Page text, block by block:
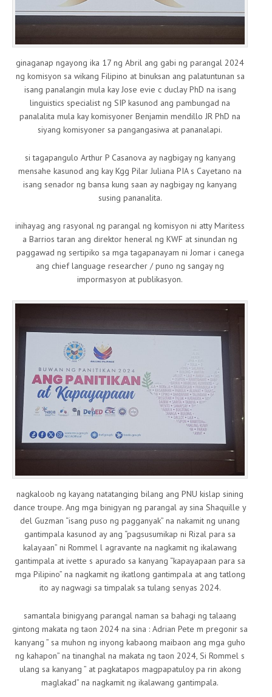
ginaganap ngayong ika 17 ng Abril ang gabi ng parangal 2024
ng komisyon sa wikang Filipino at binuksan ang palatuntunan sa
isang panalangin mula kay Jose evie c duclay PhD na isang
linguistics specialist ng SIP kasunod ang pambungad na
panalalita mula kay komisyoner Benjamin mendillo JR PhD na
siyang komisyoner sa pangangasiwa at pananalapi.
si tagapangulo Arthur P Casanova ay nagbigay ng kanyang
mensahe kasunod ang kay Kgg Pilar Juliana PIA s Cayetano na
isang senador ng bansa kung saan ay nagbigay ng kanyang
susing pananalita.
inihayag ang rasyonal ng parangal ng komisyon ni atty Maritess
a Barrios taran ang direktor heneral ng KWF at sinundan ng
paggawad ng sertipiko sa mga tagapanayam ni Jomar i canega
ang chief language researcher / puno ng sangay ng
impormasyon at publikasyon.
nagkaloob ng kayang natatanging bilang ang PNU kislap sining
dance troupe. Ang mga binigyan ng parangal ay sina Shaquille y
del Guzman “isang puso ng pagganyak” na nakamit ng unang
gantimpala kasunod ay ang “pagsusumikap ni Rizal para sa
kalayaan” ni Rommel l agravante na nagkamit ng ikalawang
gantimpala at ivette s apurado sa kanyang “kapayapaan para sa
mga Pilipino” na nagkamit ng ikatlong gantimpala at ang tatlong
ito ay nagwagi sa timpalak sa tulang senyas 2024.
samantala binigyang parangal naman sa bahagi ng talaang
gintong makata ng taon 2024 na sina : Adrian Pete m pregonir sa
kanyang ” sa muhon ng inyong kabaong maibaon ang mga guho
ng kahapon” na tinanghal na makata ng taon 2024, Si Rommel s
ulang sa kanyang ” at pagkatapos magpapatuloy pa rin akong
maglakad” na nagkamit ng ikalawang gantimpala.